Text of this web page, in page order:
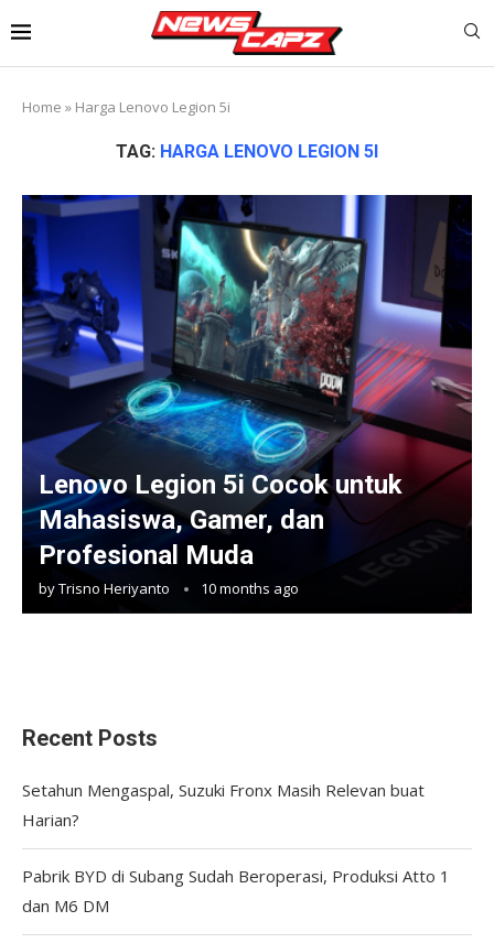
Home » Harga Lenovo Legion 5i
TAG: HARGA LENOVO LEGION 5I
Lenovo Legion 5i Cocok untuk
Mahasiswa, Gamer, dan
Profesional Muda
byTrisno Heriyanto 10 months ago
Recent Posts
Setahun Mengaspal, Suzuki Fronx Masih Relevan buat
Harian?
Pabrik BYD di Subang Sudah Beroperasi, Produksi Atto 1
dan M6 DM